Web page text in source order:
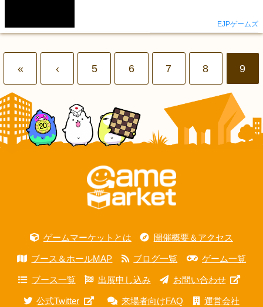
EJPゲームズ
« ‹ 5 6 7 8 9
ゲームマーケットとは 開催概要＆アクセス
ブース＆ホールMAP ブログ一覧 ゲーム一覧
ブース一覧 出展申し込み お問い合わせ
公式Twitter 来場者向けFAQ 運営会社